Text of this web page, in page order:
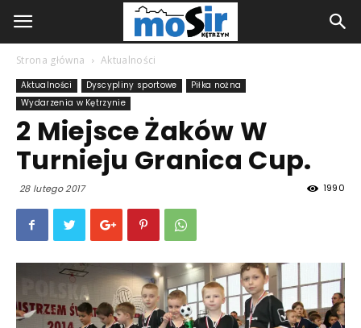
Strona główna Aktualności
Aktualności Dyscypliny sportowe
Piłka nożna
Wydarzenia w Kętrzynie
2 Miejsce Żaków W
Turnieju Granica Cup.
28 lutego 2017 1990